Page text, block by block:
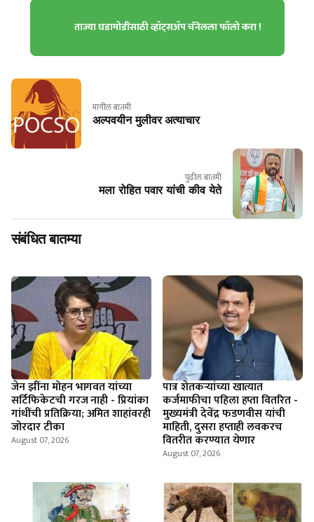
ताज्या घडामोडींसाठी व्हॉट्सॲप चॅनेलला फॉलो करा !
मागील बातमी
अल्पवयीन मुलीवर अत्याचार
पुढील बातमी
मला रोहित पवार यांची कीव येते
संबंधित बातम्या
जेन झींना मोहन भागवत यांच्या
सर्टिफिकेटची गरज नाही - प्रियांका
गांधींची प्रतिक्रिया; अमित शाहांवरही
जोरदार टीका
August 07, 2026
पात्र शेतकऱ्यांच्या खात्यात
कर्जमाफीचा पहिला हप्ता वितरित -
मुख्यमंत्री देवेंद्र फडणवीस यांची
माहिती, दुसरा हप्ताही लवकरच
वितरीत करण्यात येणार
August 07, 2026